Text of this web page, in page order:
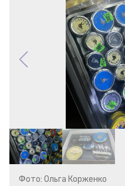
Фото: Ольга Корженко